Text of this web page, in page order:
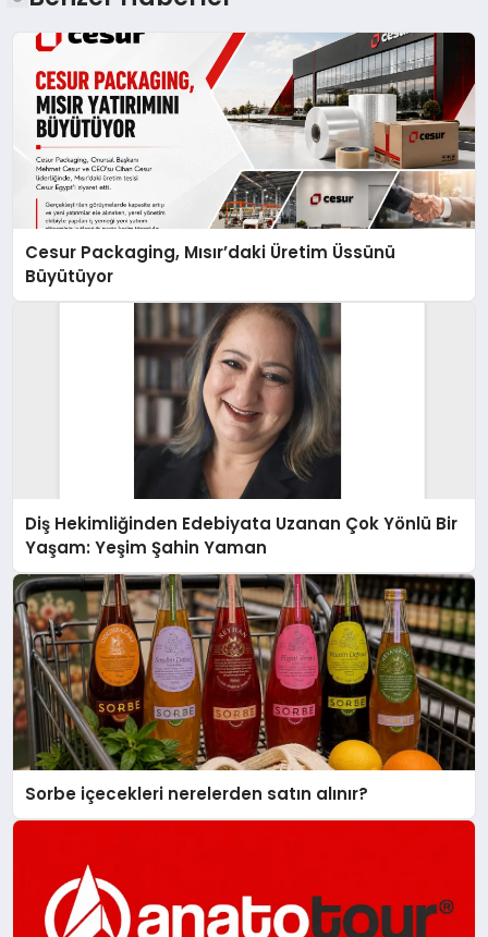
Cesur Packaging, Mısır’daki Üretim Üssünü
Büyütüyor
Diş Hekimliğinden Edebiyata Uzanan Çok Yönlü Bir
Yaşam: Yeşim Şahin Yaman
Sorbe içecekleri nerelerden satın alınır?